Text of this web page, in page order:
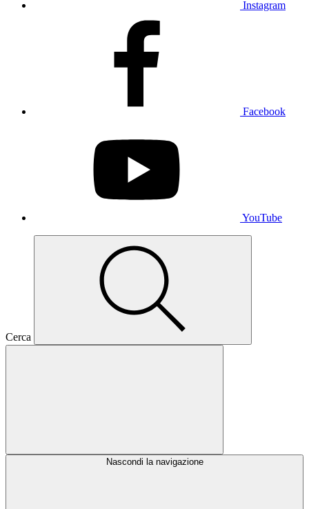
Instagram
Facebook
YouTube
Cerca
Nascondi la navigazione